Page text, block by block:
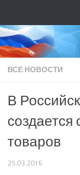
ВСЕ НОВОСТИ
В
товаров
25.03.2016